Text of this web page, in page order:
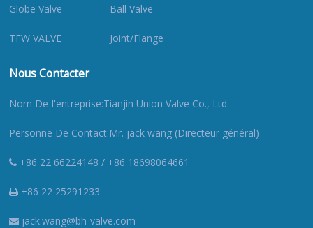
Globe Valve
TFW VALVE
Ball Valve
Joint/Flange
Nous Contacter
Nom De I'entreprise:Tianjin Union Valve Co., Ltd.
Personne De Contact:Mr. jack wang (Directeur général)
+86 22 66224148 / +86 18698064661
+86 22 25291233
jack.wang@bh-valve.com